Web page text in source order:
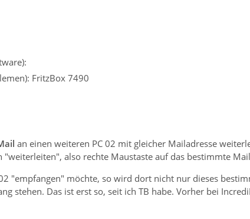
FritzBox 7490
l an einen weiteren PC 02 mit gleicher Mailadresse
also rechte Maustaste auf das bestimmte
"empfangen" möchte, so wird dort nicht nur dieses
stehen. Das ist erst so, seit ich TB habe. Vorher bei